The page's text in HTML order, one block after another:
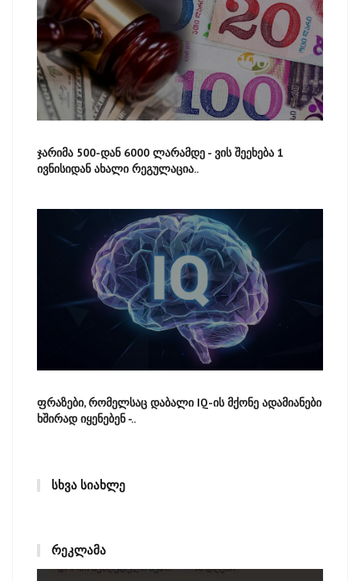
ჯარიმა 500-დან 6000 ლარამდე - ვის შეეხება 1
ივნისიდან ახალი რეგულაცია..
ფრაზები, რომელსაც დაბალი IQ-ის მქონე ადამიანები
ხშირად იყენებენ -..
ᲡᲮᲕᲐ ᲡᲘᲐᲮᲚᲔ
ᲠᲔᲙᲚᲐᲛᲐ